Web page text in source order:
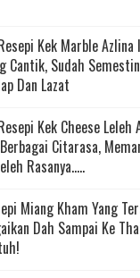
Kek Marble Azlina
Cantik, Sudah
Dan Lazat
Kek Cheese Leleh
Citarasa,
Rasanya.....
Miang Kham Yang
Dah Sampai Ke